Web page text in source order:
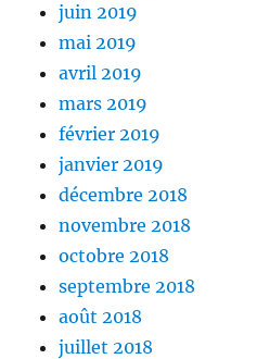
juin 2019
mai 2019
avril 2019
mars 2019
février 2019
janvier 2019
décembre 2018
novembre 2018
octobre 2018
septembre 2018
août 2018
juillet 2018